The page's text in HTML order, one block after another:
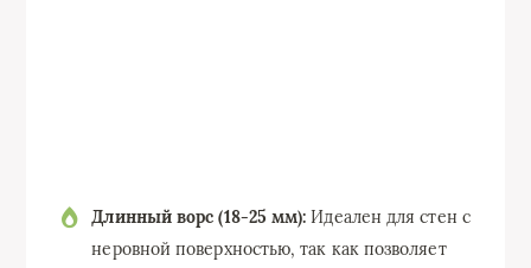
Длинный ворс (18-25 мм): Идеален для стен с
неровной поверхностью, так как позволяет